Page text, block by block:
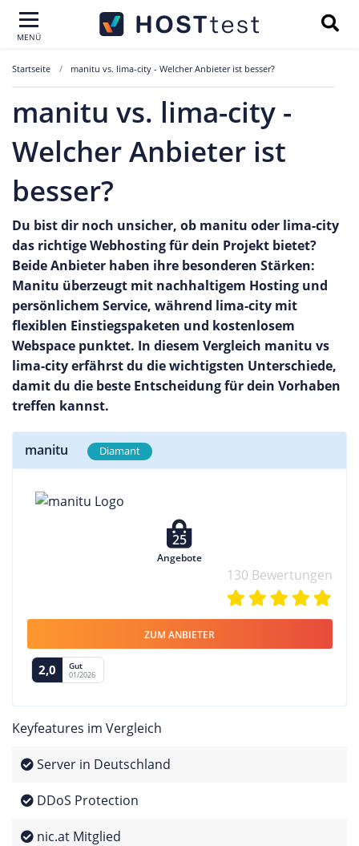
MENÜ
Startseite manitu vs. lima-city - Welcher Anbieter ist besser?
manitu vs. lima-city -
Welcher Anbieter ist
besser?
Du bist dir noch unsicher, ob manitu oder lima-city
das richtige Webhosting für dein Projekt bietet?
Beide Anbieter haben ihre besonderen Stärken:
Manitu überzeugt mit nachhaltigem Hosting und
persönlichem Service, während lima-city mit
flexiblen Einstiegspaketen und kostenlosem
Webspace punktet. In diesem Vergleich manitu vs
lima-city erfährst du die wichtigsten Unterschiede,
damit du die beste Entscheidung für dein Vorhaben
treffen kannst.
manitu Diamant
25
Angebote
130 Bewertungen
ZUM ANBIETER
2,0 Gut
01/2026
Keyfeatures im Vergleich
Server in Deutschland
DDoS Protection
nic.at Mitglied